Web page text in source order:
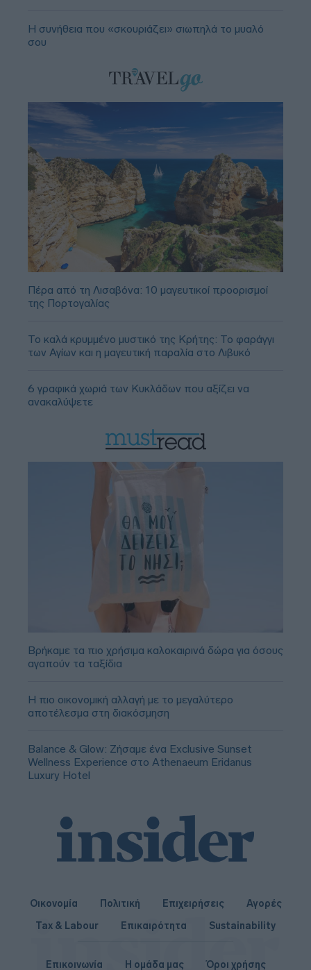
Η συνήθεια που «σκουριάζει» σιωπηλά το μυαλό
σου
Πέρα από τη Λισαβόνα: 10 μαγευτικοί προορισμοί
της Πορτογαλίας
Το καλά κρυμμένο μυστικό της Κρήτης: Το φαράγγι
των Αγίων και η μαγευτική παραλία στο Λιβυκό
6 γραφικά χωριά των Κυκλάδων που αξίζει να
ανακαλύψετε
Βρήκαμε τα πιο χρήσιμα καλοκαιρινά δώρα για όσους
αγαπούν τα ταξίδια
Η πιο οικονομική αλλαγή με το μεγαλύτερο
αποτέλεσμα στη διακόσμηση
Balance & Glow: Ζήσαμε ένα Exclusive Sunset
Wellness Experience στο Athenaeum Eridanus
Luxury Hotel
Οικονομία Πολιτική Επιχειρήσεις
Αγορές
Tax & Labour
Επικαιρότητα Sustainability
Επικοινωνία Η ομάδα μας Όροι χρήσης